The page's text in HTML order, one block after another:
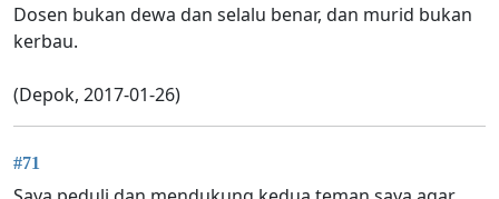
Dosen bukan dewa dan selalu benar, dan murid bukan
kerbau.
(Depok, 2017-01-26)
#71